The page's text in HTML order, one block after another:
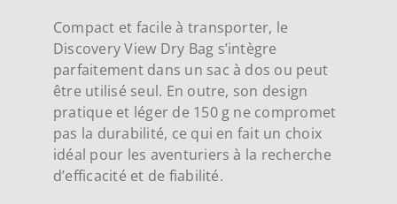
Compact et facile à transporter, le
Discovery View Dry Bag s’intègre
parfaitement dans un sac à dos ou peut
être utilisé seul. En outre, son design
pratique et léger de 150 g ne compromet
pas la durabilité, ce qui en fait un choix
idéal pour les aventuriers à la recherche
d’efficacité et de fiabilité.